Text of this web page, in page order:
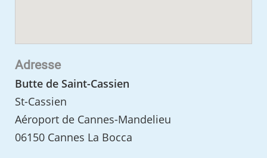
Adresse
Butte de Saint-Cassien
St-Cassien
Aéroport de Cannes-Mandelieu
06150 Cannes La Bocca